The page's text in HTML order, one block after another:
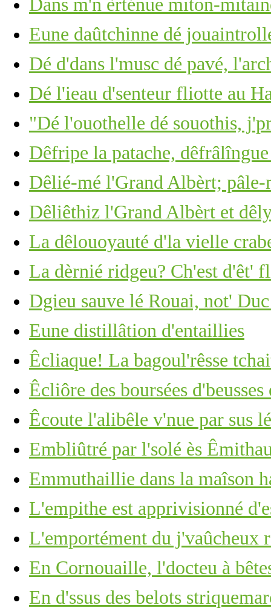
Dans m'n èrténue miton-
Eune daûtchinne dé
Dé d'dans l'musc dé pavé,
Dé l'ieau d'senteur fliotte au
"Dé l'ouothelle dé souothis,
Dêfripe la patache,
Dêlié-mé l'Grand Albèrt; pâle-
Dêliêthiz l'Grand Albèrt et
La dêlouoyauté d'la vielle
La dèrnié ridgeu? Ch'est d'êt'
Dgieu sauve lé Rouai, not'
Eune distillâtion d'entaillies
Êcliaque! La bagoul'rêsse
Êcliôre des boursées
Êcoute l'alibêle v'nue par sus
Embliûtré par l'solé ès
Emmuthaillie dans la maîson
L'empithe est apprivisionné
L'emportément du j'vaûcheux
En Cornouaille, l'docteu à
En d'ssus des belots